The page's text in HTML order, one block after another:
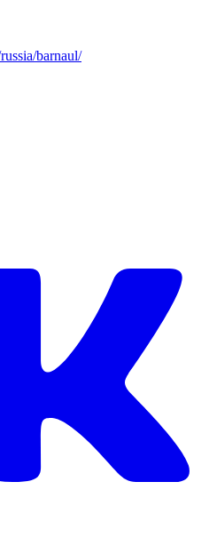
barnaul/